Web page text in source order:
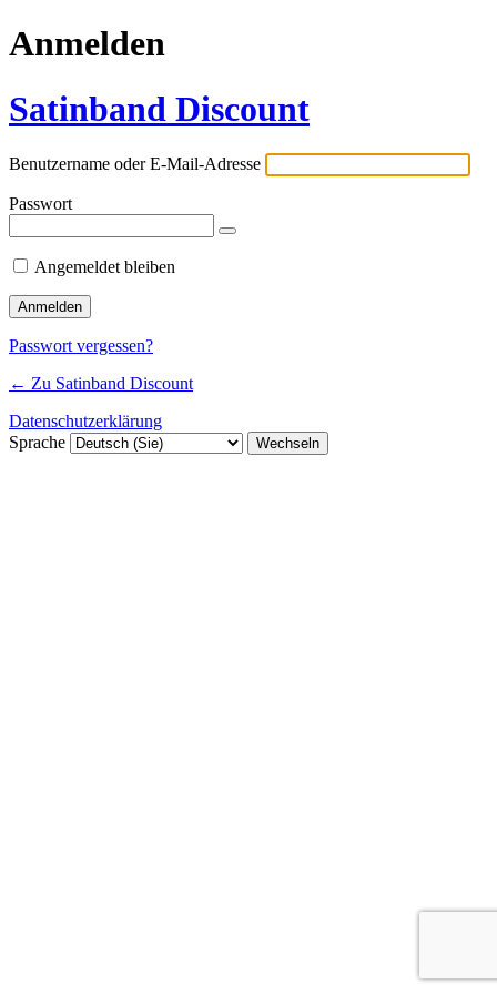
Anmelden
Satinband Discount
Benutzername oder E-Mail-Adresse
Passwort
Angemeldet bleiben
Passwort vergessen?
← Zu Satinband Discount
Datenschutzerklärung
Sprache